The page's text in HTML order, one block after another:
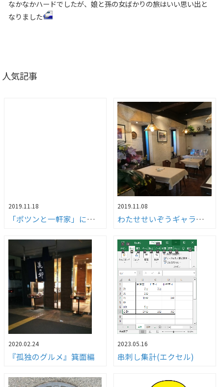
なかなかハードでしたが、娘と孫の女ばかりの旅はいい思い出と
なりました
人気記事
2019.11.18
「ポツンと一軒家」に故郷が登場！！
2019.11.08
わたせせいぞうギャラリー武庫之荘withダ・ヴィンチ」へ行ってきました！！
2020.02.24
『孤独のグルメ』箕面編
2023.05.16
串刺し集計(エクセル)